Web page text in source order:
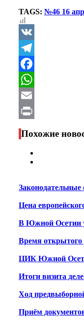
TAGS: №46 16
VK
Telegram
Facebook
WhatsApp
Email
Print
Похожие
Цена
В Южной Осетии
Время
ЦИК Южной
Итоги визита
Ход
Приём